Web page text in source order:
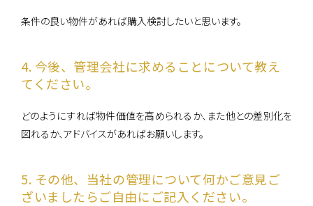
条件の良い物件があれば購入検討したいと思います。
4. 今後、管理会社に求めることについて教え
てください。
どのようにすれば物件価値を高められるか、また他との差別化を
図れるか、アドバイスがあればお願いします。
5. その他、当社の管理について何かご意見ご
ざいましたらご自由にご記入ください。